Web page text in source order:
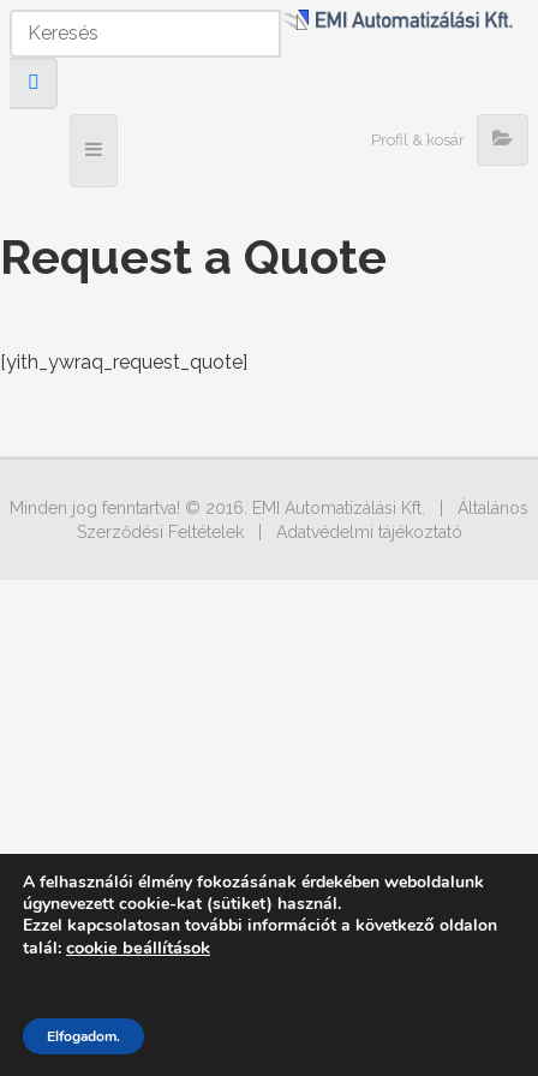
Profil & kosár
Request a Quote
[yith_ywraq_request_quote]
Minden jog fenntartva! © 2016. EMI Automatizálási Kft. | Általános
Szerződési Feltételek| Adatvédelmi tájékoztató
A felhasználói élmény fokozásának érdekében weboldalunk
úgynevezett cookie-kat (sütiket) használ.
Ezzel kapcsolatosan további információt a következő oldalon
talál: cookie beállítások
Elfogadom.